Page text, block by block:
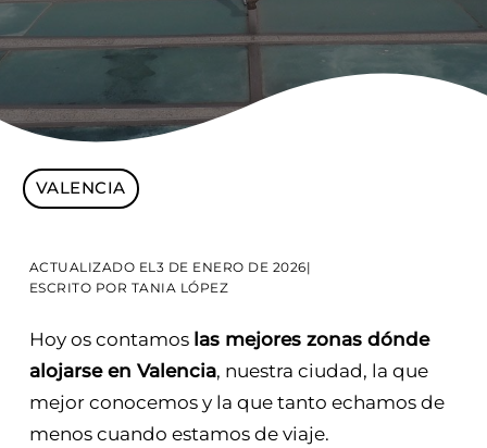
VALENCIA
ACTUALIZADO EL 3 DE ENERO DE 2026|
ESCRITO POR TANIA LÓPEZ
Hoy os contamos las mejores zonas dónde
alojarse en Valencia, nuestra ciudad, la que
mejor conocemos y la que tanto echamos de
menos cuando estamos de viaje.